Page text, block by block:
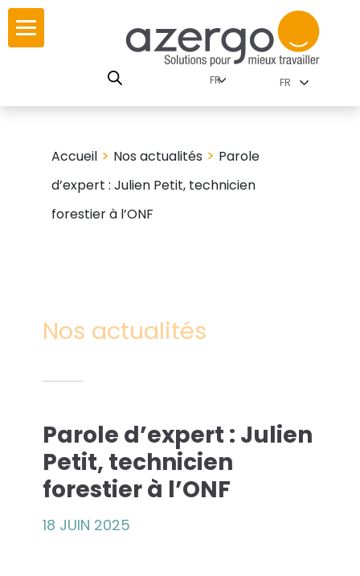
Skip
content
par famille
Vie
Azergo
FR
Accueil> Nos actualités > Parole
d’expert : Julien Petit, technicien
forestier à l’ONF
Nos actualités
Parole d’expert : Julien
Petit, technicien
forestier à l’ONF
18 JUIN 2025